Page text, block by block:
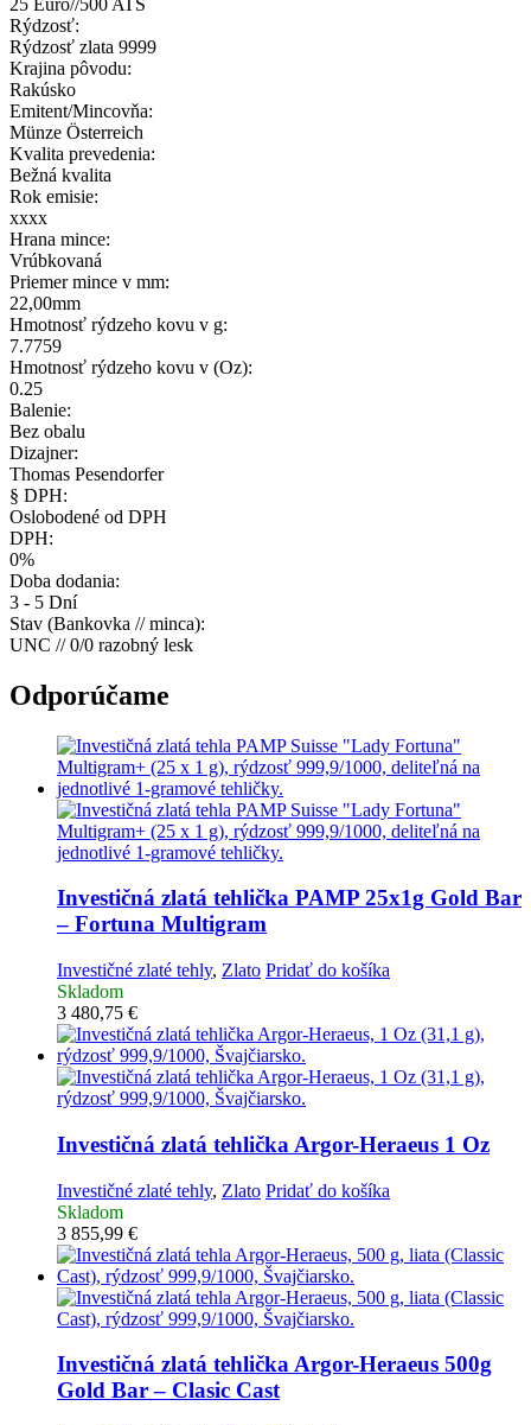
Rýdzosť:
Rýdzosť zlata 9999
Krajina pôvodu:
Rakúsko
Emitent/Mincovňa:
Münze Österreich
Kvalita prevedenia:
Bežná kvalita
Rok emisie:
xxxx
Hrana mince:
Vrúbkovaná
Priemer mince v mm:
22,00mm
Hmotnosť rýdzeho kovu v g:
7.7759
Hmotnosť rýdzeho kovu v (Oz):
0.25
Balenie:
Bez obalu
Dizajner:
Thomas Pesendorfer
§ DPH:
Oslobodené od DPH
DPH:
0%
Doba dodania:
3 - 5 Dní
Stav (Bankovka // minca):
UNC // 0/0 razobný lesk
Odporúčame
Investičná zlatá tehlička PAMP 25x1g Gold Bar
– Fortuna Multigram
Investičné zlaté tehly, Zlato Pridať do košíka
Skladom
3 480,75 €
Investičná zlatá tehlička Argor-Heraeus 1 Oz
Investičné zlaté tehly, Zlato Pridať do košíka
Skladom
3 855,99 €
Investičná zlatá tehličkaArgor-Heraeus 500g
Gold Bar – Clasic Cast